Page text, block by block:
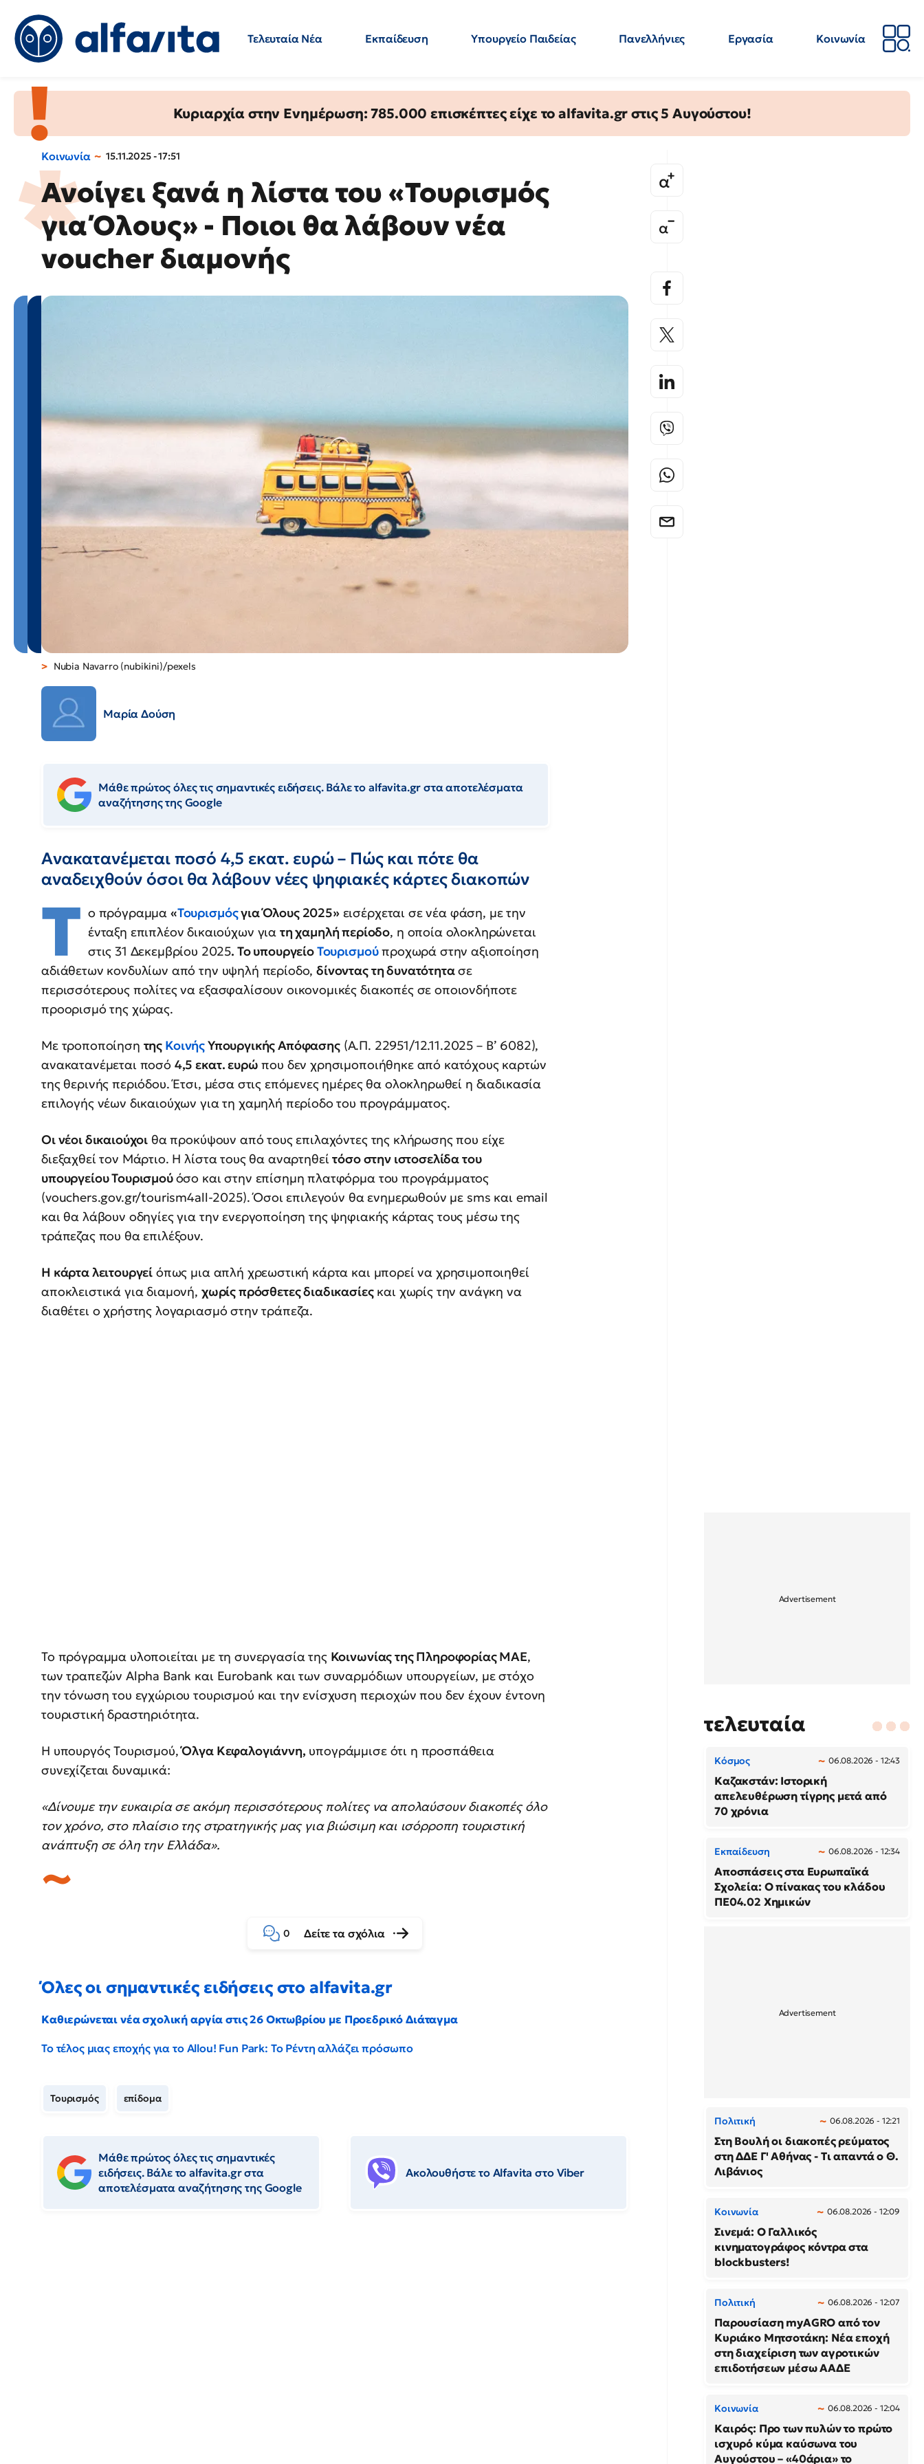
Τελευταία Νέα Εκπαίδευση Υπουργείο Παιδείας Πανελλήνιες Εργασία
Κοινωνία
Κυριαρχία στην Ενημέρωση: 785.000 επισκέπτες είχε το alfavita.gr στις 5 Αυγούστου!
Κοινωνία 15.11.2025 - 17:51
Ανοίγει ξανά η λίστα του «Τουρισμός
για Όλους» - Ποιοι θα λάβουν νέα
voucher διαμονής
Nubia Navarro (nubikini)/pexels
Μαρία Δούση
Μάθε πρώτος όλες τις σημαντικές ειδήσεις. Βάλε το alfavita.gr στα αποτελέσματα
αναζήτησης της Google
Ανακατανέμεται ποσό 4,5 εκατ. ευρώ – Πώς και πότε θα
αναδειχθούν όσοι θα λάβουν νέες ψηφιακές κάρτες διακοπών
Τ ο πρόγραμμα «Τουρισμόςγια Όλους 2025»εισέρχεται σε νέα φάση, με την
ένταξη επιπλέον δικαιούχων για τη χαμηλή περίοδο, η οποία ολοκληρώνεται
στις 31 Δεκεμβρίου 2025. Το υπουργείοΤουρισμούπροχωρά στην αξιοποίηση
αδιάθετων κονδυλίων από την υψηλή περίοδο,δίνοντας τη δυνατότητασε
περισσότερους πολίτες να εξασφαλίσουν οικονομικές διακοπές σε οποιονδήποτε
προορισμό της χώρας.
Με τροποποίηση της ΚοινήςΥπουργικής Απόφασης(Α.Π. 22951/12.11.2025 – Β’ 6082),
ανακατανέμεται ποσό 4,5 εκατ. ευρώ που δεν χρησιμοποιήθηκε από κατόχους καρτών
της θερινής περιόδου. Έτσι, μέσα στις επόμενες ημέρες θα ολοκληρωθεί η διαδικασία
επιλογής νέων δικαιούχων για τη χαμηλή περίοδο του προγράμματος.
Οι νέοι δικαιούχοι θα προκύψουν από τους επιλαχόντες της κλήρωσης που είχε
διεξαχθεί τον Μάρτιο. Η λίστα τους θα αναρτηθείτόσο στην ιστοσελίδα του
υπουργείου Τουρισμούόσο και στην επίσημη πλατφόρμα του προγράμματος
(vouchers.gov.gr/tourism4all-2025). Όσοι επιλεγούν θα ενημερωθούν με sms και email
και θα λάβουν οδηγίες για την ενεργοποίηση της ψηφιακής κάρτας τους μέσω της
τράπεζας που θα επιλέξουν.
Η κάρτα λειτουργεί όπως μια απλή χρεωστική κάρτα και μπορεί να χρησιμοποιηθεί
αποκλειστικά για διαμονή, χωρίς πρόσθετες διαδικασίεςκαι χωρίς την ανάγκη να
διαθέτει ο χρήστης λογαριασμό στην τράπεζα.
Το πρόγραμμα υλοποιείται με τη συνεργασία της Κοινωνίας της Πληροφορίας ΜΑΕ,
των τραπεζών Alpha Bank και Eurobank και των συναρμόδιων υπουργείων, με στόχο
την τόνωση του εγχώριου τουρισμού και την ενίσχυση περιοχών που δεν έχουν έντονη
τουριστική δραστηριότητα.
Η υπουργός Τουρισμού,Όλγα Κεφαλογιάννη, υπογράμμισε ότι η προσπάθεια
συνεχίζεται δυναμικά:
«Δίνουμε την ευκαιρία σε ακόμη περισσότερους πολίτες να απολαύσουν διακοπές όλο
τον χρόνο, στο πλαίσιο της στρατηγικής μας για βιώσιμη και ισόρροπη τουριστική
ανάπτυξη σε όλη την Ελλάδα».
0 Δείτε τα σχόλια
Όλες οι σημαντικές ειδήσεις στο alfavita.gr
Καθιερώνεται νέα σχολική αργία στις 26 Οκτωβρίου με Προεδρικό Διάταγμα
Το τέλος μιας εποχής για το Allou! Fun Park: Το Ρέντη αλλάζει πρόσωπο
Τουρισμός επίδομα
Μάθε πρώτος όλες τις σημαντικές
ειδήσεις. Βάλε το alfavita.gr στα
αποτελέσματα αναζήτησης της Google
Ακολουθήστε το Αlfavita στο Viber
τελευταία
Κόσμος 06.08.2026 - 12:43
Καζακστάν: Ιστορική
απελευθέρωση τίγρης μετά από
70 χρόνια
Εκπαίδευση 06.08.2026 - 12:34
Αποσπάσεις στα Ευρωπαϊκά
Σχολεία: Ο πίνακας του κλάδου
ΠΕ04.02 Χημικών
Πολιτική 06.08.2026 - 12:21
Στη Βουλή οι διακοπές ρεύματος
στη ΔΔΕ Γ' Αθήνας - Τι απαντά ο Θ.
Λιβάνιος
Κοινωνία 06.08.2026 - 12:09
Σινεμά: Ο Γαλλικός
κινηματογράφος κόντρα στα
blockbusters!
Πολιτική 06.08.2026 - 12:07
Παρουσίαση myAGRO από τον
Κυριάκο Μητσοτάκη: Νέα εποχή
στη διαχείριση των αγροτικών
επιδοτήσεων μέσω ΑΑΔΕ
Κοινωνία 06.08.2026 - 12:04
Καιρός: Προ των πυλών το πρώτο
ισχυρό κύμα καύσωνα του
Αυγούστου – «40άρια» το